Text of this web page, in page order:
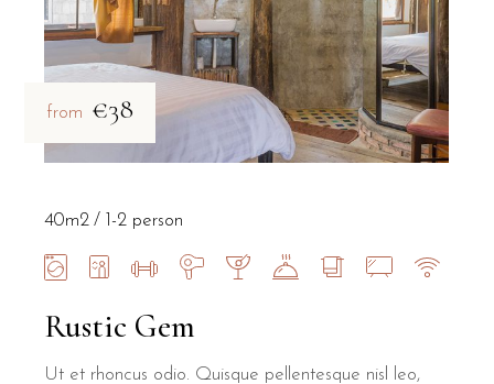
from €38
Rustic Gem
Ut et rhoncus odio. Quisque pellentesque nisl leo,
40m2 1-2 person